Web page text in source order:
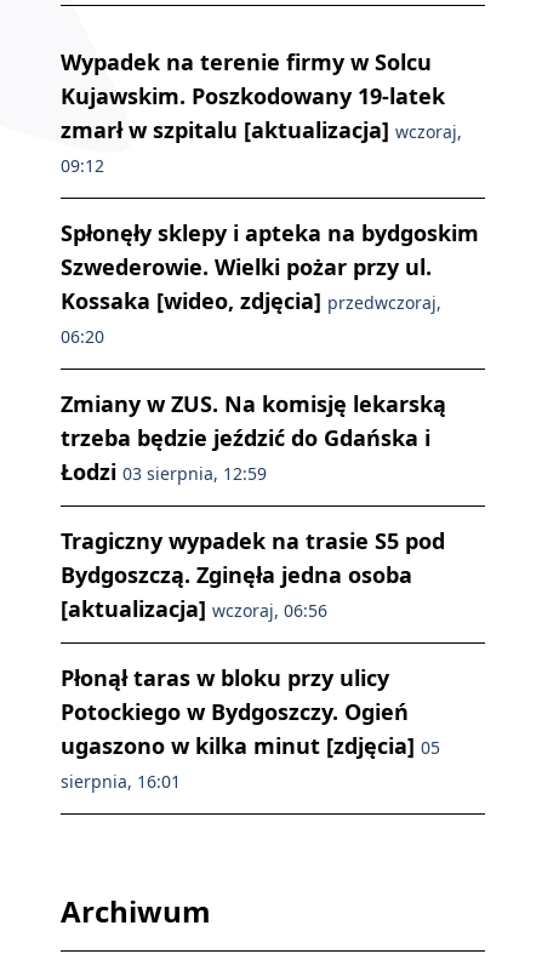
Wypadek na terenie firmy w Solcu
Kujawskim. Poszkodowany 19-latek
zmarł w szpitalu [aktualizacja] wczoraj,
09:12
Spłonęły sklepy i apteka na bydgoskim
Szwederowie. Wielki pożar przy ul.
Kossaka [wideo, zdjęcia] przedwczoraj,
06:20
Zmiany w ZUS. Na komisję lekarską
trzeba będzie jeździć do Gdańska i
Łodzi 03 sierpnia, 12:59
Tragiczny wypadek na trasie S5 pod
Bydgoszczą. Zginęła jedna osoba
[aktualizacja] wczoraj, 06:56
Płonął taras w bloku przy ulicy
Potockiego w Bydgoszczy. Ogień
ugaszono w kilka minut [zdjęcia] 05
sierpnia, 16:01
Archiwum